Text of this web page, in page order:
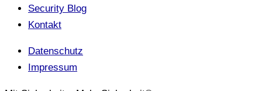
Security Blog
Kontakt
Datenschutz
Impressum